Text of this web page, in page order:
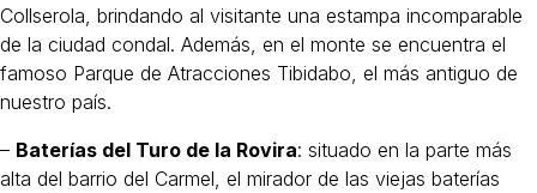
Collserola, brindando al visitante una estampa incomparable
de la ciudad condal. Además, en el monte se encuentra el
famoso Parque de Atracciones Tibidabo, el más antiguo de
nuestro país.
– Baterías del Turo de la Rovira: situado en la parte más
alta del barrio del Carmel, el mirador de las viejas baterías